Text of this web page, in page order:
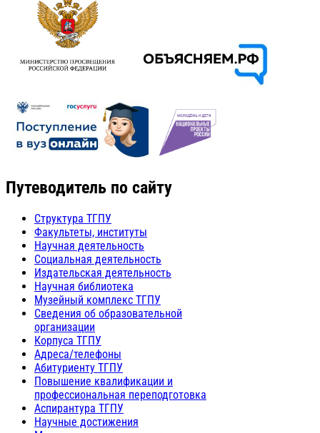
Путеводитель по сайту
Структура ТГПУ
Факультеты, институты
Научная деятельность
Социальная деятельность
Издательская деятельность
Научная библиотека
Музейный комплекс ТГПУ
Сведения об образовательной
организации
Корпуса ТГПУ
Адреса/телефоны
Абитуриенту ТГПУ
Повышение квалификации и
профессиональная переподготовка
Аспирантура ТГПУ
Научные достижения